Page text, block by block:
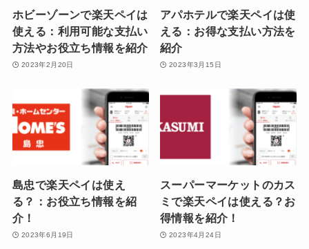
ホビーゾーンで楽天ペイは
使える：利用可能な支払い
方法やお役立ち情報を紹介
2023年2月20日
アパホテルで楽天ペイは使
える：お得な支払い方法を
紹介
2023年3月15日
島忠で楽天ペイは使え
る？：お役立ち情報を紹
介！
2023年6月19日
スーパーマーケットのカス
ミで楽天ペイは使える？お
得情報を紹介！
2023年4月24日